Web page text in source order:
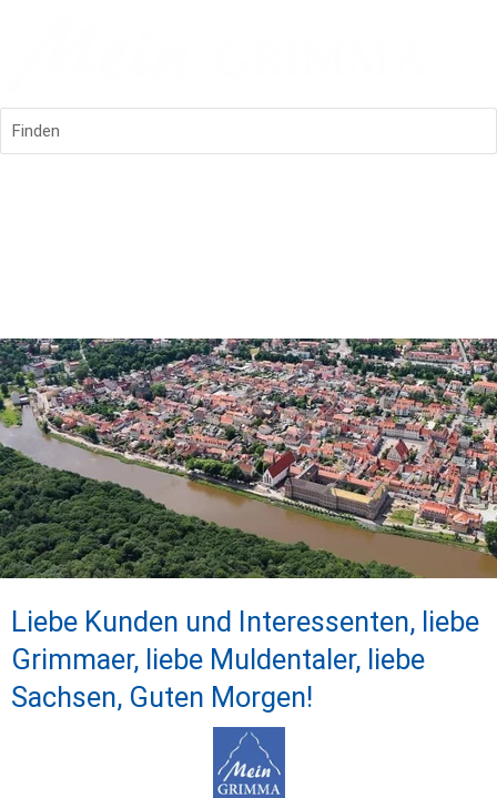
Finden
Liebe Kunden und Interessenten, liebe
Grimmaer, liebe Muldentaler, liebe
Sachsen, Guten Morgen!